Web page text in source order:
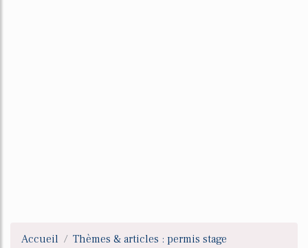
Accueil
Thèmes & articles : permis stage